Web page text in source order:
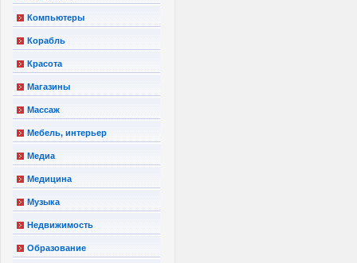
Компьютеры
Корабль
Красота
Магазины
Массаж
Мебель, интерьер
Медиа
Медицина
Музыка
Недвижимость
Образование